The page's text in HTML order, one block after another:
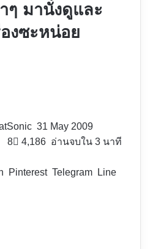
ๆ มานั่งดูและ
งซะหน่อย
31 May 2009
8
4,186 อ่านจบใน 3 นาที
Pinterest Telegram Line